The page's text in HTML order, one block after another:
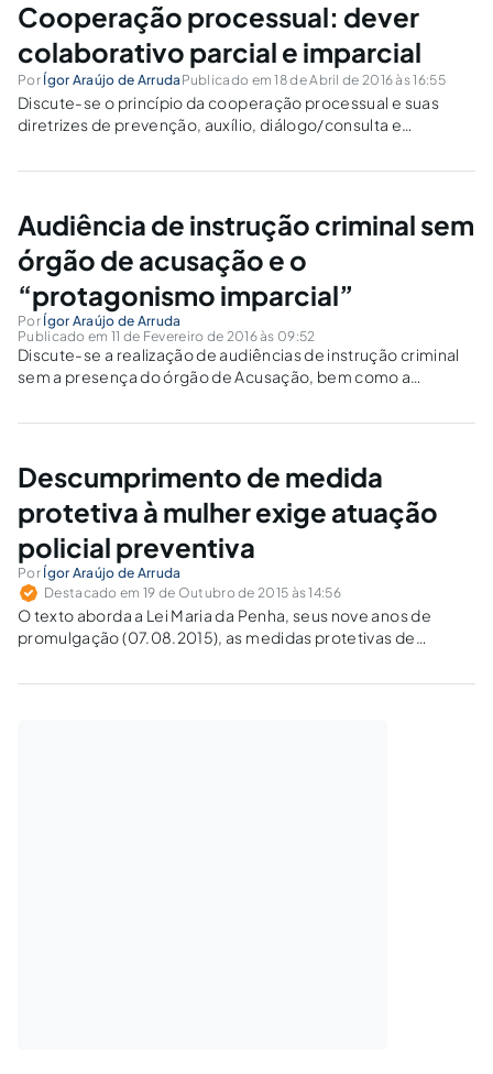
Cooperação processual: dever
colaborativo parcial e imparcial
Por Ígor Araújo de Arruda Publicado em 18 de Abril de 2016 às 16:55
Discute-se o princípio da cooperação processual e suas
diretrizes de prevenção, auxílio, diálogo/consulta e
processo, abordando-se o novo Código de Processo Civil e
Audiência de instrução criminal sem
órgão de acusação e o
“protagonismo imparcial”
Por Ígor Araújo de Arruda
Publicado em 11 de Fevereiro de 2016 às 09:52
Discute-se a realização de audiências de instrução criminal
sem a presença do órgão de Acusação, bem como a
do Conselho da Magistratura do Tribunal de Justiça do
Descumprimento de medida
protetiva à mulher exige atuação
policial preventiva
Por Ígor Araújo de Arruda
Destacado em 19 de Outubro de 2015 às 14:56
O texto aborda a Lei Maria da Penha, seus nove anos de
promulgação (07.08.2015), as medidas protetivas de
policial preventiva como forma de efetivação dos direitos